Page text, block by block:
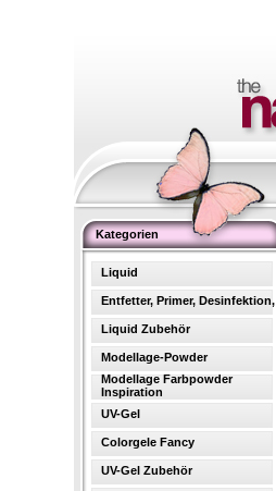
Kategorien
Liquid
Entfetter, Primer, Desinfektion,
Liquid Zubehör
Modellage-Powder
Modellage Farbpowder
Inspiration
UV-Gel
Colorgele Fancy
UV-Gel Zubehör